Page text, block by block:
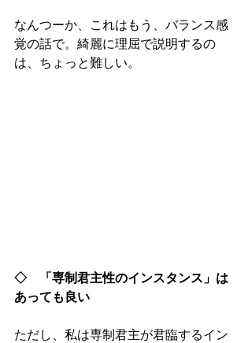
なんつーか、これはもう、バランス感
覚の話で。綺麗に理屈で説明するの
は、ちょっと難しい。
◇　「専制君主性のインスタンス」は
あっても良い
ただし、私は専制君主が君臨するイン